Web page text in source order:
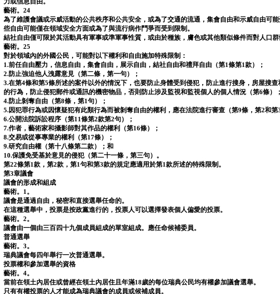
藝術。24
為了維護會議或示威活動的公共秩序和公共安全，或為了交通的流通，集會自由和示威自由可
些自由可能僅在領域安全方面或為了與流行病作鬥爭而受到限制。
結社自由僅可限於其活動具有軍事或準軍事性質，或由於種族，膚色或其他類似條件而對人口群
藝術。25
對於領域內的外國公民，可能對以下權利和自由施加特殊限制：
1.前任自由壓力，信息自由，集會自由，展示自由，結社自由和禮拜自由（第1條第1款）；
2.防止強迫他人洩露意見（第二條，第一句）；
3.在第4條和第5條所述的案件以外的情況下，也要防止身體受到侵犯，防止進行搜身，房屋搜
的行為，防止侵犯郵件或通訊的機密物品，否則防止涉及監視和監視個人的個人情況（第6條）；
4.防止剝奪自由（第8條，第1句）；
5.因犯罪行為或因懷疑犯有此類行為而被剝奪自由的權利，應在法院進行審查（第9條，第2和第
6.公開法院訴訟程序（第11條第2款第2句）；
7.作者，藝術家和攝影師對其作品的權利（第16條）；
8.交易或從事專業的權利（第17條）；
9.研究自由權（第十八條第二款）；和
10.保護免受基於意見的侵犯（第二十一條，第三句）。
第22條第1款，第2款，第1句和第3款的規定應適用於第1款所述的特殊限制。
第3章議會
議會的形成和組成
藝術。1。
議會是通過自由，秘密和直接選舉任命的。
在這種選舉中，投票是按政黨進行的，投票人可以選擇發表個人偏愛的投票。
藝術。2。
議會由一個由三百四十九個成員組成的單室組成。應任命候補委員。
普通選舉
藝術。3。
瑞典議會每四年舉行一次普通選舉。
投票權和參加選舉的資格
藝術。4。
當前在領土內居住或曾經在領土內居住且年滿18歲的每位瑞典公民均有權參加議會選舉。
只有有權投票的人才能成為瑞典議會的成員或候補成員。